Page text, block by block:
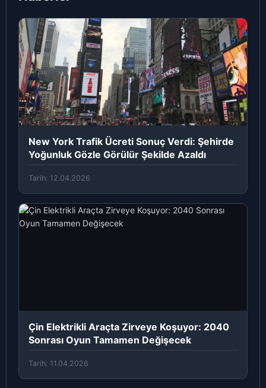
New York Trafik Ücreti Sonuç Verdi: Şehirde
Yoğunluk Gözle Görülür Şekilde Azaldı
Tarih: 12.04.2026
Çin Elektrikli Araçta Zirveye Koşuyor: 2040
Sonrası Oyun Tamamen Değişecek
Tarih: 11.04.2026